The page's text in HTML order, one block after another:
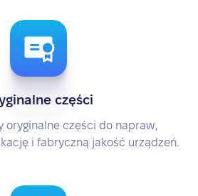
części
oryginalne części do napraw,
i fabryczną jakość urządzeń.